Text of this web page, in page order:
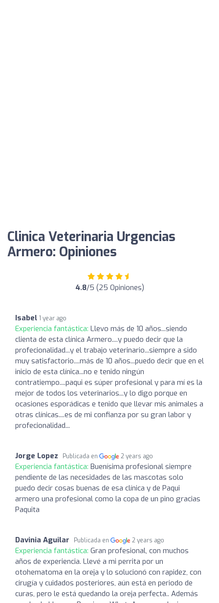
Clinica Veterinaria Urgencias
Armero: Opiniones
4.8/5 (25 Opiniones)
Isabel 1 year ago
Experiencia fantástica: Llevo más de 10 años...siendo
clienta de esta clínica Armero....y puedo decir que la
profecionalidad...y el trabajo veterinario...siempre a sido
muy satisfactorio....más de 10 años...puedo decir que en el
inicio de esta clínica...no e tenido ningún
contratiempo....paqui es súper profesional y para mí es la
mejor de todos los veterinarios...y lo digo porque en
ocasiones esporádicas e tenido que llevar mis animales a
otras clínicas....es de mi confianza por su gran labor y
profecionalidad...
Jorge Lopez Publicada en 2 years ago
Experiencia fantástica: Buenísima profesional siempre
pendiente de las necesidades de las mascotas solo
puedo decir cosas buenas de esa clínica y de Paqui
armero una profesional como la copa de un pino gracias
Paquita
Davinia Aguilar Publicada en 2 years ago
Experiencia fantástica: Gran profesional, con muchos
años de experiencia. Llevé a mi perrita por un
otohematoma en la oreja y lo solucionó con rapidez, con
cirugía y cuidados posteriores, aún está en periodo de
curas, pero le está quedando la oreja perfecta.. Además